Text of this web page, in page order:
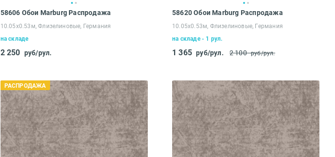
58606 Обои Marburg Распродажа
10.05х0.53м, Флизелиновые, Германия
на складе
2 250 руб/рул.
58620 Обои Marburg Распродажа
10.05х0.53м, Флизелиновые, Германия
на складе - 1 рул.
1 365 руб/рул. 2 100 руб/рул.
РАСПРОДАЖА
Отправить